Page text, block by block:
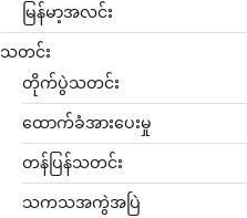
မြန်မာ့အလင်း
သတင်း
တိုက်ပွဲသတင်း
ထောက်ခံအားပေးမှု
တန်ပြန်သတင်း
သကသအကွဲအပြဲ